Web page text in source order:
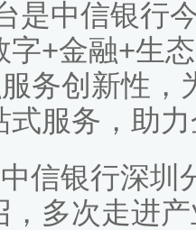
是中信银行
字+金融+生
务创新性，
式服务，助
信银行深圳
，多次走进